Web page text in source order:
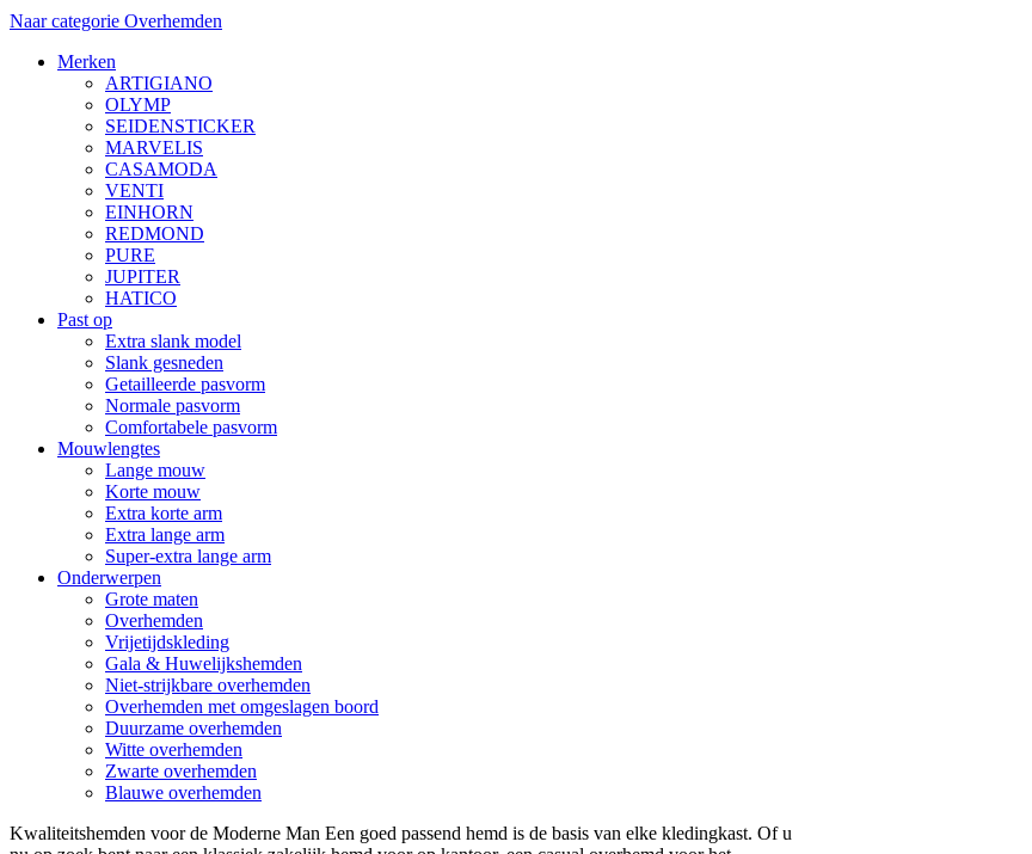
Naar categorie Overhemden
Merken
ARTIGIANO
OLYMP
SEIDENSTICKER
MARVELIS
CASAMODA
VENTI
EINHORN
REDMOND
PURE
JUPITER
HATICO
Past op
Extra slank model
Slank gesneden
Getailleerde pasvorm
Normale pasvorm
Comfortabele pasvorm
Mouwlengtes
Lange mouw
Korte mouw
Extra korte arm
Extra lange arm
Super-extra lange arm
Onderwerpen
Grote maten
Overhemden
Vrijetijdskleding
Gala & Huwelijkshemden
Niet-strijkbare overhemden
Overhemden met omgeslagen boord
Duurzame overhemden
Witte overhemden
Zwarte overhemden
Blauwe overhemden
Kwaliteitshemden voor de Moderne Man Een goed passend hemd is de basis van elke kledingkast. Of u